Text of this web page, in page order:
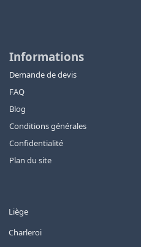
Informations
Demande de devis
FAQ
Blog
Conditions générales
Confidentialité
Plan du site
Liège
Charleroi